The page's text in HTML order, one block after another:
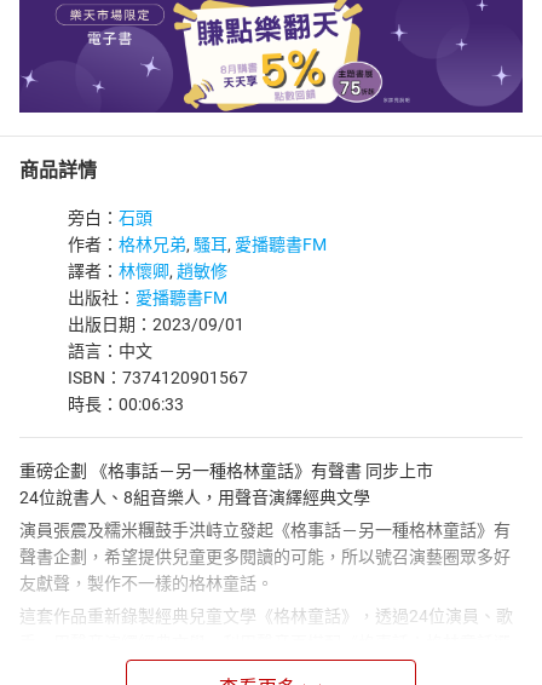
商品詳情
旁白： 石頭
作者： 格林兄弟, 騷耳, 愛播聽書FM
譯者： 林懷卿, 趙敏修
出版社： 愛播聽書FM
出版日期：2023/09/01
語言：中文
ISBN：7374120901567
時長：00:06:33
重磅企劃 《格事話－另一種格林童話》有聲書 同步上市
24位說書人、8組音樂人，用聲音演繹經典文學
演員張震及糯米糰鼓手洪峙立發起《格事話－另一種格林童話》有
聲書企劃，希望提供兒童更多閱讀的可能，所以號召演藝圈眾多好
友獻聲，製作不一樣的格林童話。
這套作品重新錄製經典兒童文學《格林童話》，透過24位演員、歌
集》文字，創造更多想像空間，不僅培養孩子們美好的品格，並探